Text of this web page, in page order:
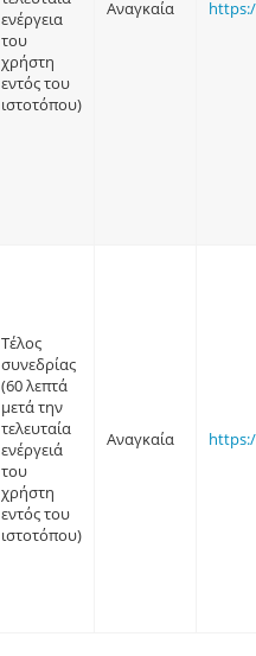
ενέργεια
του
χρήστη
εντός του
ιστοτόπου)
Αναγκαία
Τέλος
συνεδρίας
(60 λεπτά
μετά την
τελευταία
ενέργειά
του
χρήστη
εντός του
ιστοτόπου)
Αναγκαία